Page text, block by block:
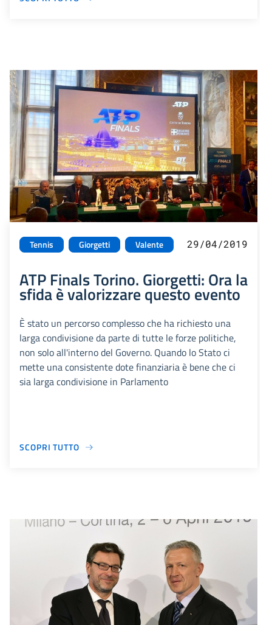
Tennis Giorgetti Valente 29/04/2019
ATP Finals Torino. Giorgetti: Ora la
sfida è valorizzare questo evento
È stato un percorso complesso che ha richiesto una
larga condivisione da parte di tutte le forze politiche,
non solo all'interno del Governo. Quando lo Stato ci
mette una consistente dote finanziaria è bene che ci
sia larga condivisione in Parlamento
SCOPRI TUTTO